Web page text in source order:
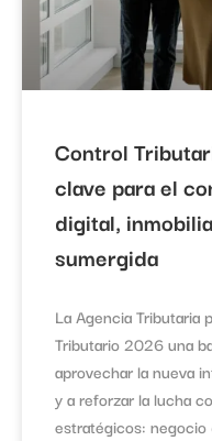
Control
clave para el
digital,
sumergida
La Agencia Tributaria
Tributario 2026 una
aprovechar la nueva
y a reforzar la lucha
estratégicos: negocio